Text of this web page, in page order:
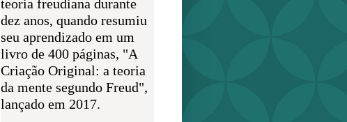
teoria freudiana durante
dez anos, quando resumiu
seu aprendizado em um
livro de 400 páginas, "A
Criação Original: a teoria
da mente segundo Freud",
lançado em 2017.